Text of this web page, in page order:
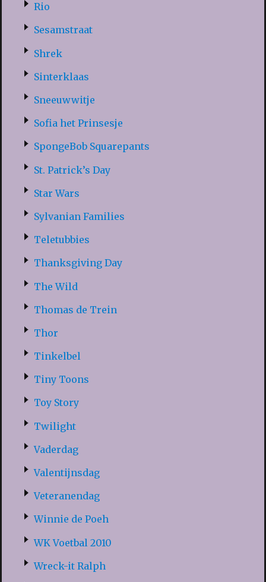
Rio
Sesamstraat
Shrek
Sinterklaas
Sneeuwwitje
Sofia het Prinsesje
SpongeBob Squarepants
St. Patrick’s Day
Star Wars
Sylvanian Families
Teletubbies
Thanksgiving Day
The Wild
Thomas de Trein
Thor
Tinkelbel
Tiny Toons
Toy Story
Twilight
Vaderdag
Valentijnsdag
Veteranendag
Winnie de Poeh
WK Voetbal 2010
Wreck-it Ralph